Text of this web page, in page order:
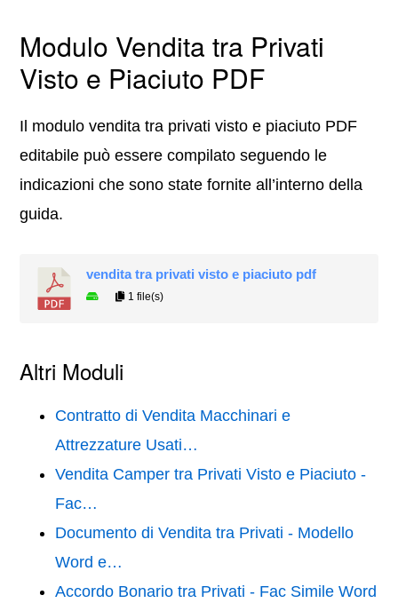
Modulo Vendita tra Privati
Visto e Piaciuto PDF
Il modulo vendita tra privati visto e piaciuto PDF
editabile può essere compilato seguendo le
indicazioni che sono state fornite all’interno della
guida.
vendita tra privati visto e piaciuto pdf
1 file(s)
Altri Moduli
Contratto di Vendita Macchinari e
Attrezzature Usati…
Vendita Camper tra Privati Visto e Piaciuto -
Fac…
Documento di Vendita tra Privati - Modello
Word e…
Accordo Bonario tra Privati - Fac Simile Word